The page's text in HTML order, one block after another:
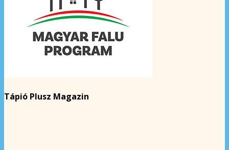
Tápió Plusz Magazin